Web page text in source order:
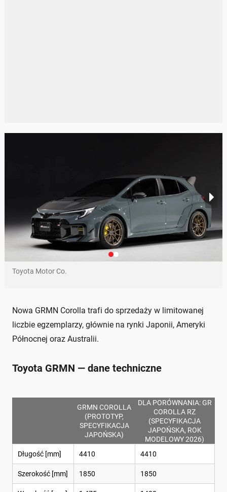
Toyota Motor Co.
Nowa GRMN Corolla trafi do sprzedaży w limitowanej
liczbie egzemplarzy, głównie na rynki Japonii, Ameryki
Północnej oraz Australii.
Toyota GRMN — dane techniczne
GRMN COROLLA
(PROTOTYP,
SPECYFIKACJA
JAPOŃSKA)
DLA PORÓWNANIA: GR
COROLLA RZ
(SPECYFIKACJA
JAPOŃSKA, ROK
MODELOWY 2026)
Długość [mm]
4410 4410
Szerokość [mm] 1850 1850